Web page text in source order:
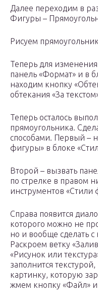
Далее переходим в
Фигуры –
Рисуем
Теперь для
панель «Формат» и в
находим кнопку
обтекания «За
Теперь осталось
прямоугольника.
способами. Первый –
фигуры» в блоке
Второй – вызвать
по стрелке в правом
инструментов «Стили
Справа появится
которого можно не
но и вообще сделать
Раскроем ветку
«Рисунок или
заполнится
картинку, которую
жмем кнопку «Файл» и